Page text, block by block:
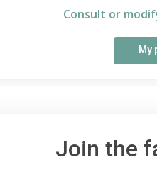
Consult or
My
Join the